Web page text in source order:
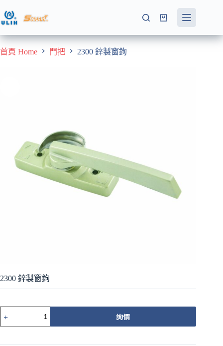
至
要
內
購
物
首頁 Home 門把 2300 鋅製窗鉤
2300 鋅製窗鉤
鋅
詢價